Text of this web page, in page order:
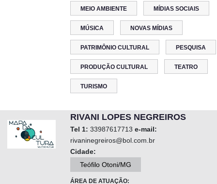
MEIO AMBIENTE MÍDIAS SOCIAIS
MÚSICA NOVAS MÍDIAS
PATRIMÔNIO CULTURAL PESQUISA
PRODUÇÃO CULTURAL TEATRO
TURISMO
RIVANI LOPES NEGREIROS
Tel 1: 33987617713 e-mail:
rivaninegreiros@bol.com.br
Cidade:
Teófilo Otoni/MG
ÁREA DE ATUAÇÃO: